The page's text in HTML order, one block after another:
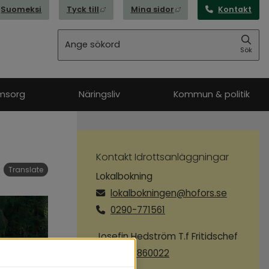
Suomeksi Tyck till Länk till annan webbplats, öppnas i
Mina sidor Länk till annan
Kontakt
Sök
Näringsliv Kommun & politik
Translate
Kontakt Idrottsanläggningar
Lokalbokning
lokalbokningen@hofors.se
0290-771561
Josefin Hedström T.f Fritidschef
070-0860022